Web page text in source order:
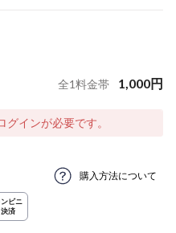
全1料金帯 1,000円
インが必要です。
購入方法について